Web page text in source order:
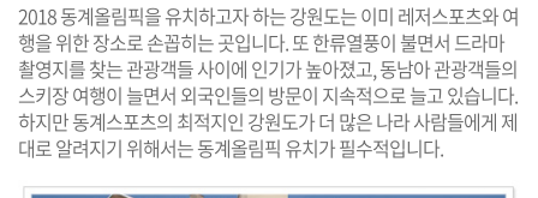
2018 동계올림픽을 유치하고자 하는 강원도는 이미 레저스포츠와 여
행을 위한 장소로 손꼽히는 곳입니다. 또 한류열풍이 불면서 드라마
촬영지를 찾는 관광객들 사이에 인기가 높아졌고, 동남아 관광객들의
스키장 여행이 늘면서 외국인들의 방문이 지속적으로 늘고 있습니다.
하지만 동계스포츠의 최적지인 강원도가 더 많은 나라 사람들에게 제
대로 알려지기 위해서는 동계올림픽 유치가 필수적입니다.